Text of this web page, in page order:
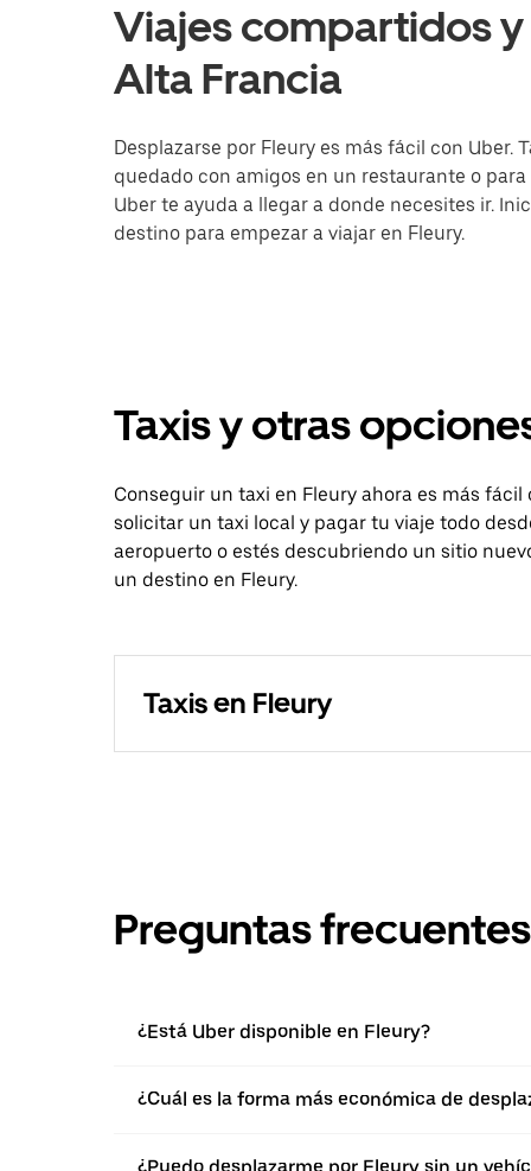
Viajes compartidos
Alta Francia
Desplazarse por Fleury es más fácil con Uber.
quedado con amigos en un restaurante o
Uber te ayuda a llegar a donde necesites ir.
destino para empezar a viajar en Fleury.
Taxis y otras
Conseguir un taxi en Fleury ahora es más
solicitar un taxi local y pagar tu viaje todo
aeropuerto o estés descubriendo un sitio
un destino en Fleury.
Taxis en Fleury
Preguntas frecuentes
¿Está Uber disponible en Fleury?
¿Cuál es la forma más económica de